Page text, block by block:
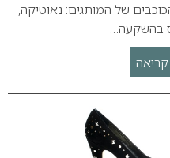
של המותגים: נאוטיקה,
בהשקעה…